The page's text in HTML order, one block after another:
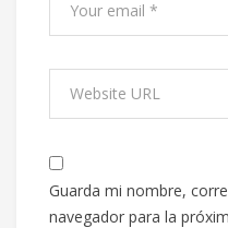
Guarda mi nombre,
navegador para la